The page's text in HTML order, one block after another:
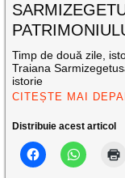
Timp de două zile,
Traiana
istorie
CITEȘTE MAI
Distribuie acest articol